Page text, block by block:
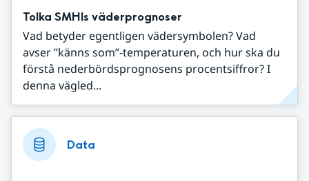
Tolka SMHIs väderprognoser
Vad betyder egentligen vädersymbolen? Vad
avser ”känns som”-temperaturen, och hur ska du
förstå nederbördsprognosens procentsiffror? I
denna vägled...
Data